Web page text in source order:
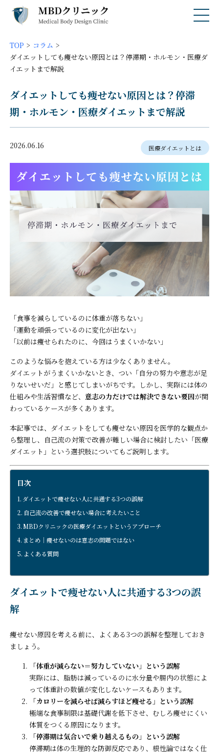
TOP
コラム
ダイエットしても痩せない原因とは？停滞期・ホルモン・医療ダ
イエットまで解説
ダイエットしても痩せない原因とは？停滞
期・ホルモン・医療ダイエットまで解説
2026.06.16 医療ダイエットとは
「食事を減らしているのに体重が落ちない」
「運動を頑張っているのに変化が出ない」
「以前は痩せられたのに、今回はうまくいかない」
このような悩みを抱えている方は少なくありません。
ダイエットがうまくいかないとき、つい「自分の努力や意志が足
りないせいだ」と感じてしまいがちです。しかし、実際には体の
仕組みや生活習慣など、 意志の力だけでは解決できない要因が関
わっているケースが多くあります。
本記事では、ダイエットをしても痩せない原因を医学的な観点か
ら整理し、自己流の対策で改善が難しい場合に検討したい「医療
ダイエット」という選択肢についてもご説明します。
目次
ダイエットで痩せない人に共通する3つの誤解
自己流の改善で痩せない場合に考えたいこと
MBDクリニックの医療ダイエットというアプローチ
まとめ｜痩せないのは意志の問題ではない
よくある質問
ダイエットで痩せない人に共通する3つの誤
解
痩せない原因を考える前に、よくある3つの誤解を整理しておき
ましょう。
「体重が減らない＝努力していない」という誤解
実際には、脂肪は減っているのに水分量や腸内の状態によ
って体重計の数値が変化しないケースもあります。
「カロリーを減らせば減らすほど痩せる」という誤解
極端な食事制限は基礎代謝を低下させ、むしろ痩せにくい
体質をつくる原因になります。
「停滞期は気合いで乗り越えるもの」という誤解
停滞期は体の生理的な防御反応であり、根性論ではなく仕